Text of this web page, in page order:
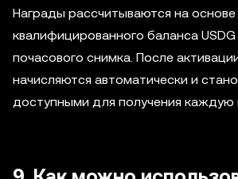
Награды рассчитываются на основе
квалифицированного баланса
почасового снимка. После
начисляются автоматически и
доступными для получения каждую